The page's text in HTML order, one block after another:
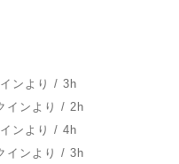
ンより / 3h
インより / 2h
ンより / 4h
インより / 3h